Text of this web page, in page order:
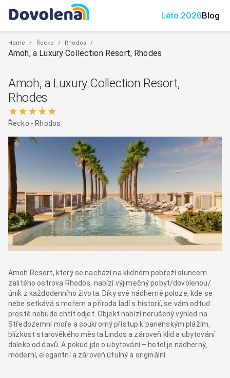
Léto 2026Blog
Home / Řecko / Rhodos /
Amoh, a Luxury Collection Resort, Rhodes
Amoh, a Luxury Collection Resort,
Rhodes
★★★★★
Řecko - Rhodos
Amoh Resort, který se nachází na klidném pobřeží sluncem
zalitého ostrova Rhodos, nabízí výjimečný pobyt/dovolenou/
únik z každodenního života. Díky své nádherné poloze, kde se
nebe setkává s mořem a příroda ladí s historií, se vám odtud
prostě nebude chtít odjet. Objekt nabízí nerušený výhled na
Středozemní moře a soukromý přístup k panenským plážím,
blízkost starověkého města Lindos a zároveň klid a ubytování
daleko od davů. A pokud jde o ubytování – hotel je nádherný,
moderní, elegantní a zároveň útulný a originální.